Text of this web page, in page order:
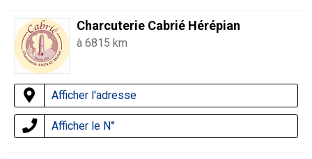
Charcuterie Cabrié Hérépian
à 6815 km
Afficher l'adresse
Afficher le N°